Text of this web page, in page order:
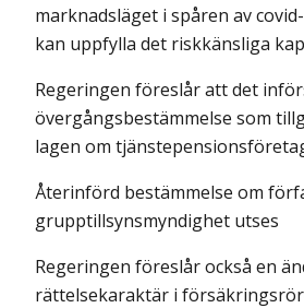
marknadsläget i spåren av
kan uppfylla det riskkänsliga
Regeringen föreslår att det
övergångsbestämmelse som
lagen om
Återinförd bestämmelse om
grupptillsynsmyndighet utses
Regeringen föreslår också en
rättelsekaraktär i